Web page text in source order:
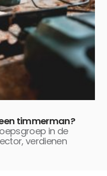
timmerman?
in de
verdienen